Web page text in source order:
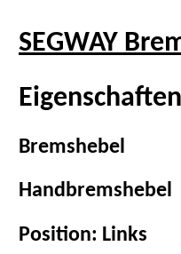
SEGWAY
Bremshebel
Handbremshebel
Position: Links